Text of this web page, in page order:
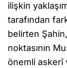
ilişkin
tarafından
belirten
noktasının
önemli askerî